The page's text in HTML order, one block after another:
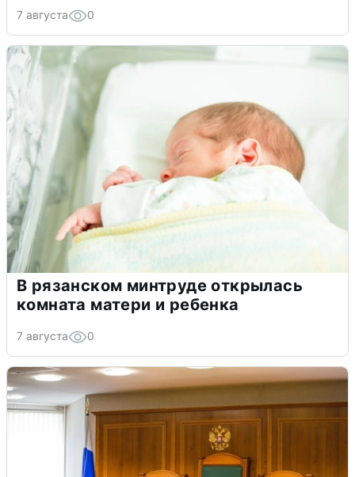
7 августа 0
В рязанском минтруде открылась
комната матери и ребенка
7 августа 0